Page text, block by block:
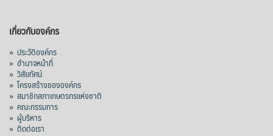
เกี่ยวกับองค์กร
» ประวัติองค์กร
» อำนาจหน้าที่
» วิสัยทัศน์
» โครงสร้างขององค์กร
» สมาชิกสภาเกษตรกรแห่งชาติ
» คณะกรรมการ
» ผู้บริหาร
» ติดต่อเรา